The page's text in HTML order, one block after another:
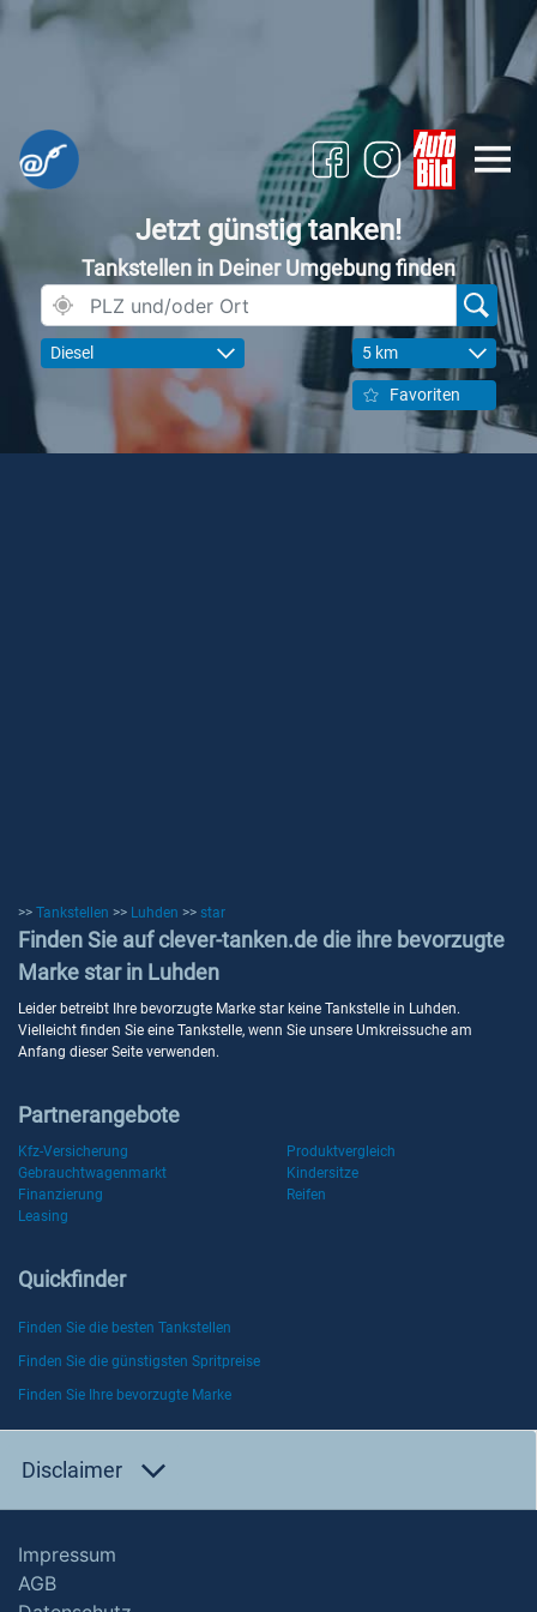
Jetzt günstig tanken!
Tankstellen in Deiner Umgebung finden
Diesel 5 km
Favoriten
>> Tankstellen >> Luhden >> star
Finden Sie auf clever-tanken.de die ihre bevorzugte
Marke star in Luhden
Leider betreibt Ihre bevorzugte Marke star keine Tankstelle in Luhden.
Vielleicht finden Sie eine Tankstelle, wenn Sie unsere Umkreissuche am
Anfang dieser Seite verwenden.
Partnerangebote
Kfz-Versicherung
Produktvergleich
Gebrauchtwagenmarkt
Kindersitze
Finanzierung
Reifen
Leasing
Quickfinder
Finden Sie die besten Tankstellen
Finden Sie die günstigsten Spritpreise
Finden Sie Ihre bevorzugte Marke
Disclaimer
Impressum
AGB